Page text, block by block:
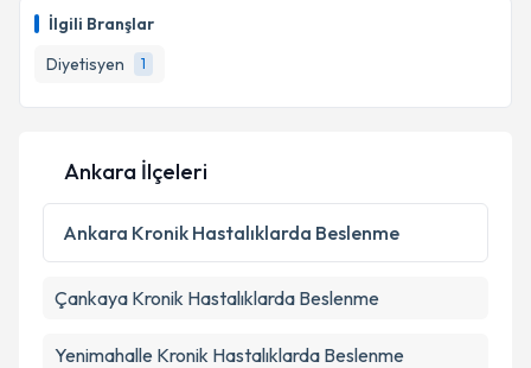
İlgili Branşlar
Diyetisyen
1
Ankara İlçeleri
Ankara Kronik Hastalıklarda Beslenme
Çankaya Kronik Hastalıklarda Beslenme
Yenimahalle Kronik Hastalıklarda Beslenme